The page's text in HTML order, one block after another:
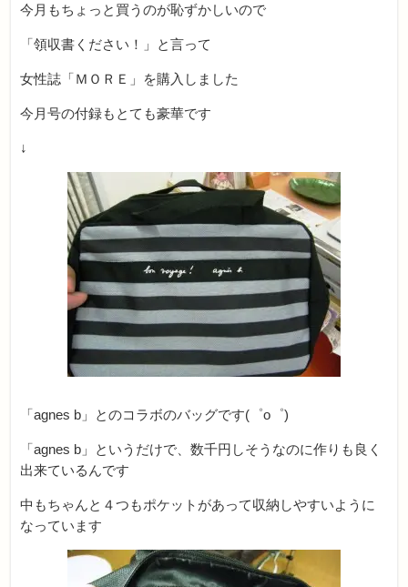
今月もちょっと買うのが恥ずかしいので
「領収書ください！」と言って
女性誌「ＭＯＲＥ」を購入しました
今月号の付録もとても豪華です
↓
「agnes b」とのコラボのバッグです(゜o゜)
「agnes b」というだけで、数千円しそうなのに作りも良く
出来ているんです
中もちゃんと４つもポケットがあって収納しやすいように
なっています